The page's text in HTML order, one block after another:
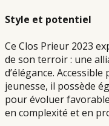
Style et potentiel
Ce Clos Prieur 2023
de son terroir : une
d’élégance.
jeunesse, il possède
pour évoluer
en complexité et en